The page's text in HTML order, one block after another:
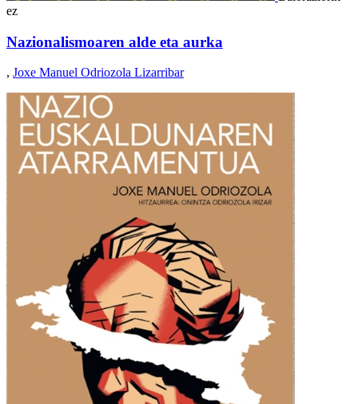
ez
Nazionalismoaren alde eta aurka
, Joxe Manuel Odriozola Lizarribar